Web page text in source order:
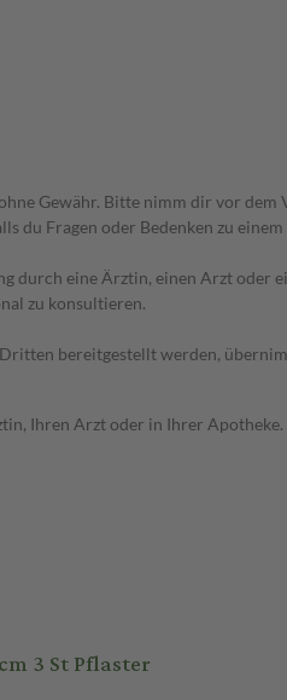
Gewähr. Bitte nimm dir vor
du Fragen oder Bedenken zu
durch eine Ärztin, einen Arzt oder
zu konsultieren.
bereitgestellt werden,
Ihren Arzt oder in Ihrer Apotheke.
3 St Pflaster